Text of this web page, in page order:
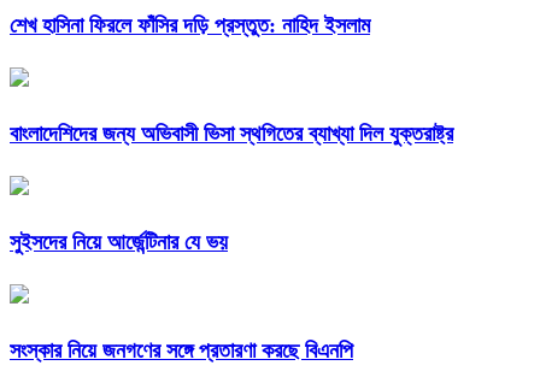
শেখ হাসিনা ফিরলে ফাঁসির দড়ি প্রস্তুত: নাহিদ ইসলাম
বাংলাদেশিদের জন্য অভিবাসী ভিসা স্থগিতের ব্যাখ্যা দিল যুক্তরাষ্ট্র
সুইসদের নিয়ে আর্জেন্টিনার যে ভয়
সংস্কার নিয়ে জনগণের সঙ্গে প্রতারণা করছে বিএনপি